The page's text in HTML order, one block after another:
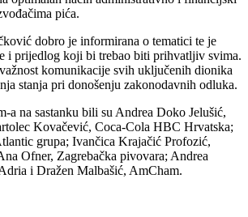
pića.
dobro je informirana o tematici te je
i prijedlog koji bi trebao biti prihvatljiv svima.
komunikacije svih uključenih dionika
stanja pri donošenju zakonodavnih odluka.
a na sastanku bili su Andrea Doko Jelušić,
Kovačević, Coca-Cola HBC Hrvatska;
grupa; Ivančica Krajačić Profozić,
Ofner, Zagrebačka pivovara; Andrea
i Dražen Malbašić, AmCham.